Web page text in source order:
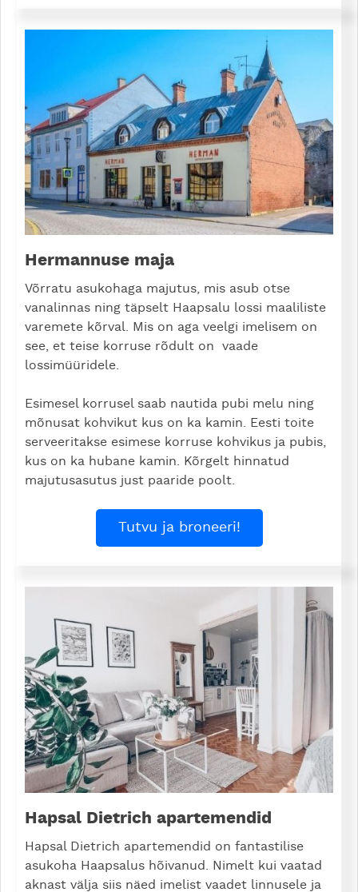
Hermannuse maja
Võrratu asukohaga majutus, mis asub otse
vanalinnas ning täpselt Haapsalu lossi maaliliste
varemete kõrval. Mis on aga veelgi imelisem on
see, et teise korruse rõdult on vaade
lossimüüridele.
Esimesel korrusel saab nautida pubi melu ning
mõnusat kohvikut kus on ka kamin. Eesti toite
serveeritakse esimese korruse kohvikus ja pubis,
kus on ka hubane kamin. Kõrgelt hinnatud
majutusasutus just paaride poolt.
Tutvu ja broneeri!
Hapsal Dietrich apartemendid
Hapsal Dietrich apartemendid on fantastilise
asukoha Haapsalus hõivanud. Nimelt kui vaatad
aknast välja siis näed imelist vaadet linnusele ja